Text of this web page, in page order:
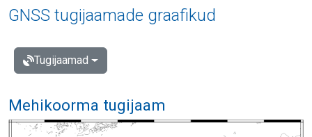
GNSS tugijaamade graafikud
Tugijaamad
Mehikoorma tugijaam